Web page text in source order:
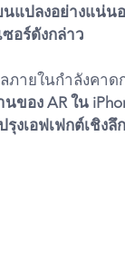
นแปลงอย่างแน่น
ซอร์ดังกล่าว
ภายในกำลังคาด
นของ AR ใน
รุงเอฟเฟกต์เชิงลึก